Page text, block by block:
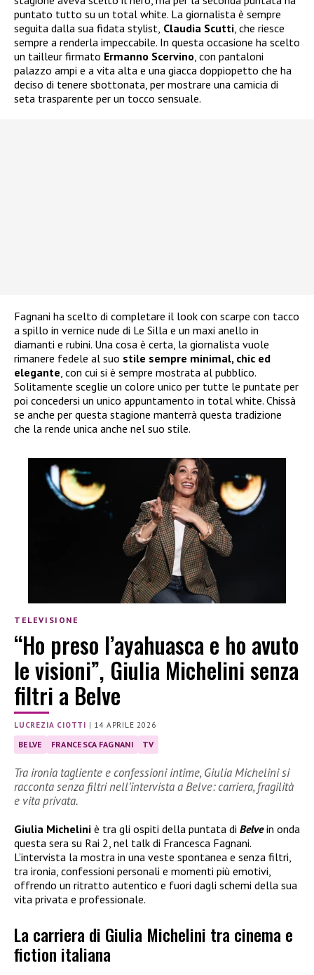
puntato tutto su un total white. La giornalista è sempre
seguita dalla sua fidata stylist, Claudia Scutti, che riesce
sempre a renderla impeccabile. In questa occasione ha scelto
un tailleur firmato Ermanno Scervino, con pantaloni
palazzo ampi e a vita alta e una giacca doppiopetto che ha
deciso di tenere sbottonata, per mostrare una camicia di
seta trasparente per un tocco sensuale.
Fagnani ha scelto di completare il look con scarpe con tacco
a spillo in vernice nude di Le Silla e un maxi anello in
diamanti e rubini. Una cosa è certa, la giornalista vuole
rimanere fedele al suo stile sempre minimal, chic ed
elegante, con cui si è sempre mostrata al pubblico.
Solitamente sceglie un colore unico per tutte le puntate per
poi concedersi un unico appuntamento in total white. Chissà
se anche per questa stagione manterrà questa tradizione
che la rende unica anche nel suo stile.
TELEVISIONE
“Ho preso l’ayahuasca e ho avuto
le visioni”, Giulia Michelini senza
filtri a Belve
LUCREZIA CIOTTI | 14 APRILE 2026
BELVE FRANCESCA FAGNANI TV
Tra ironia tagliente e confessioni intime, Giulia Michelini si
racconta senza filtri nell’intervista a Belve: carriera, fragilità
e vita privata.
Giulia Michelini è tra gli ospiti della puntata di Belve in onda
questa sera su Rai 2, nel talk di Francesca Fagnani.
L’intervista la mostra in una veste spontanea e senza filtri,
tra ironia, confessioni personali e momenti più emotivi,
offrendo un ritratto autentico e fuori dagli schemi della sua
vita privata e professionale.
La carriera di Giulia Michelini tra cinema e
fiction italiana